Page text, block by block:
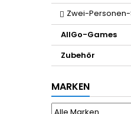
Zwei-
AllGo-Games
Zubehör
MARKEN